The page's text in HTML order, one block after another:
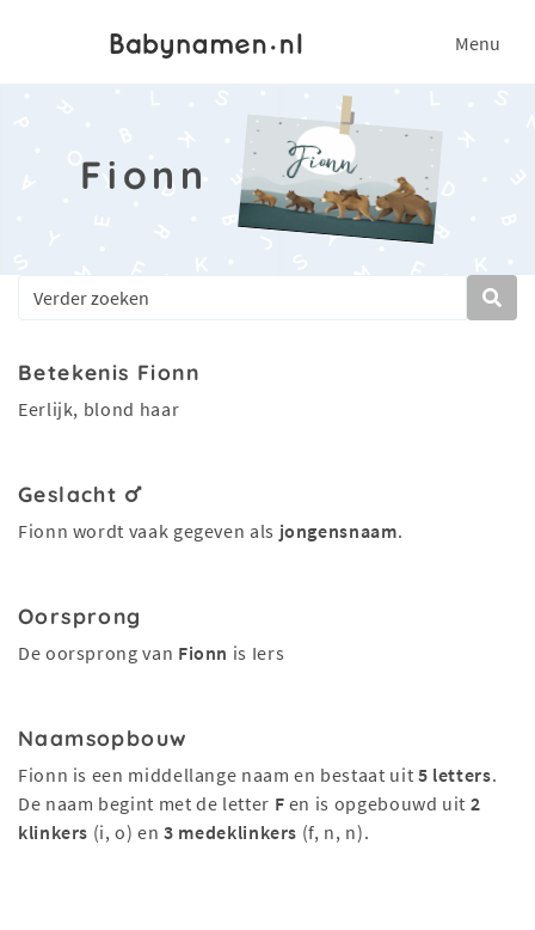
Menu
Fionn
Betekenis Fionn
Eerlijk, blond haar
Geslacht
Fionn wordt vaak gegeven als jongensnaam.
Oorsprong
De oorsprong van Fionn is Iers
Naamsopbouw
Fionn is een middellange naam en bestaat uit 5 letters.
De naam begint met de letter F en is opgebouwd uit 2
klinkers (i, o) en3 medeklinkers (f, n, n).